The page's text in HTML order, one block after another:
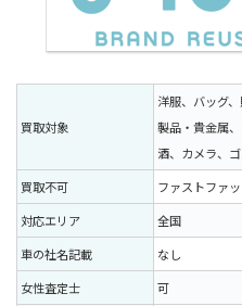
買取対象
洋服、バッグ
製品・貴金属
酒、カメラ、
買取不可
ファストファ
対応エリア
全国
車の社名記載
なし
女性査定士
可